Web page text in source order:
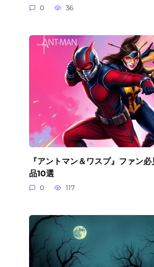
0 36
『アントマン＆ワスプ』ファン
品10選
0 117